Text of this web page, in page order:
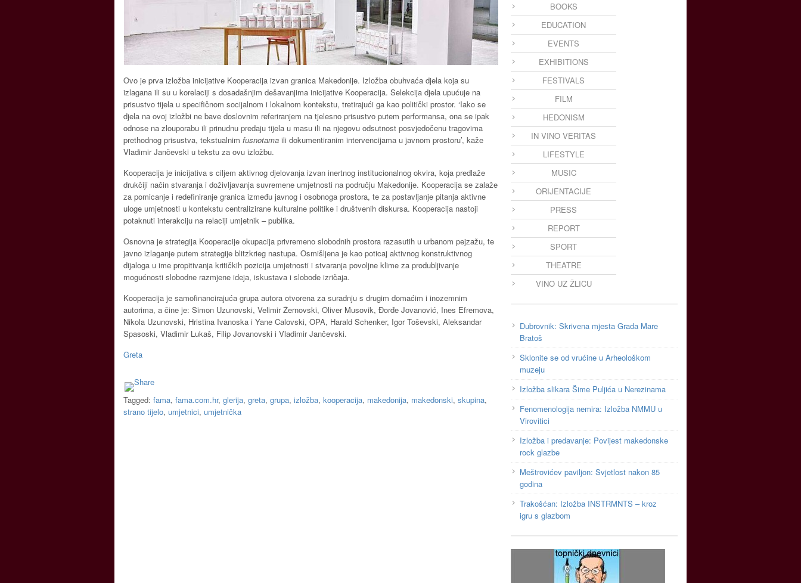
Ovo je prva izložba inicijative Kooperacija izvan granica Makedonije. Izložba obuhvaća djela koja su
izlagana ili su u korelaciji s dosadašnjim dešavanjima inicijative Kooperacija. Selekcija djela upućuje na
prisustvo tijela u specifičnom socijalnom i lokalnom kontekstu, tretirajući ga kao politički prostor. ‘Iako se
djela na ovoj izložbi ne bave doslovnim referiranjem na tjelesno prisustvo putem performansa, ona se ipak
odnose na zlouporabu ili prinudnu predaju tijela u masu ili na njegovu odsutnost posvjedočenu tragovima
prethodnog prisustva, tekstualnim fusnotama ili dokumentiranim intervencijama u javnom prostoru’, kaže
Vladimir Jančevski u tekstu za ovu izložbu.
Kooperacija je inicijativa s ciljem aktivnog djelovanja izvan inertnog institucionalnog okvira, koja predlaže
drukčiji način stvaranja i doživljavanja suvremene umjetnosti na području Makedonije. Kooperacija se zalaže
za pomicanje i redefiniranje granica između javnog i osobnoga prostora, te za postavljanje pitanja aktivne
uloge umjetnosti u kontekstu centralizirane kulturalne politike i društvenih diskursa. Kooperacija nastoji
potaknuti interakciju na relaciji umjetnik – publika.
Osnovna je strategija Kooperacije okupacija privremeno slobodnih prostora razasutih u urbanom pejzažu, te
javno izlaganje putem strategije blitzkrieg nastupa. Osmišljena je kao poticaj aktivnog konstruktivnog
dijaloga u ime propitivanja kritičkih pozicija umjetnosti i stvaranja povoljne klime za produbljivanje
mogućnosti slobodne razmjene ideja, iskustava i slobode izričaja.
Kooperacija je samofinancirajuća grupa autora otvorena za suradnju s drugim domaćim i inozemnim
autorima, a čine je: Simon Uzunovski, Velimir Žernovski, Oliver Musovik, Đorđe Jovanović, Ines Efremova,
Nikola Uzunovski, Hristina Ivanoska i Yane Calovski, OPA, Harald Schenker, Igor Toševski, Aleksandar
Spasoski, Vladimir Lukaš, Filip Jovanovski i Vladimir Jančevski.
Greta
Tagged: fama, fama.com.hr, glerija, greta, grupa, izložba, kooperacija, makedonija, makedonski, skupina,
strano tijelo, umjetnici, umjetnička
BOOKS
EDUCATION
EVENTS
EXHIBITIONS
FESTIVALS
FILM
HEDONISM
IN VINO VERITAS
LIFESTYLE
MUSIC
ORIJENTACIJE
PRESS
REPORT
SPORT
THEATRE
VINO UZ ŽLICU
Dubrovnik: Skrivena mjesta Grada Mare
Bratoš
Sklonite se od vrućine u Arheološkom
muzeju
Izložba slikara Šime Puljića u Nerezinama
Fenomenologija nemira: Izložba NMMU u
Virovitici
Izložba i predavanje: Povijest makedonske
rock glazbe
Meštrovićev paviljon: Svjetlost nakon 85
godina
Trakošćan: Izložba INSTRMNTS – kroz
igru s glazbom